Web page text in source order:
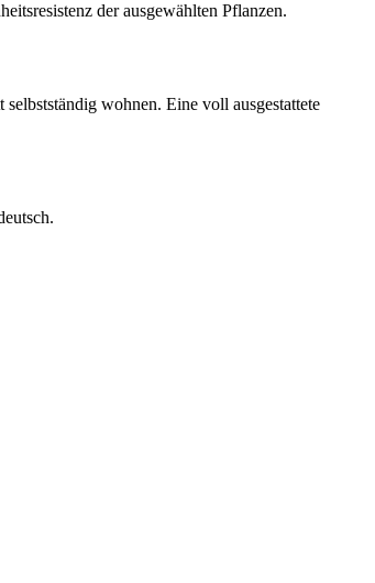
der ausgewählten Pflanzen.
wohnen. Eine voll ausgestattete